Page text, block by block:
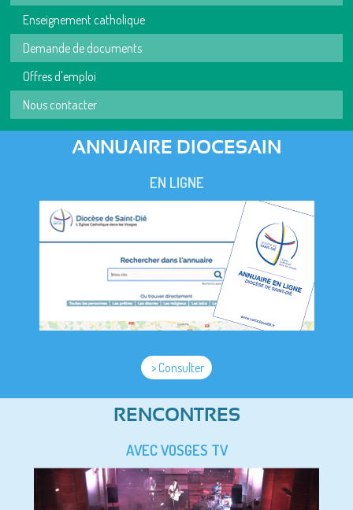
Enseignement catholique
Demande de documents
Offres d'emploi
Nous contacter
ANNUAIRE DIOCESAIN
EN LIGNE
> Consulter
RENCONTRES
AVEC VOSGES TV